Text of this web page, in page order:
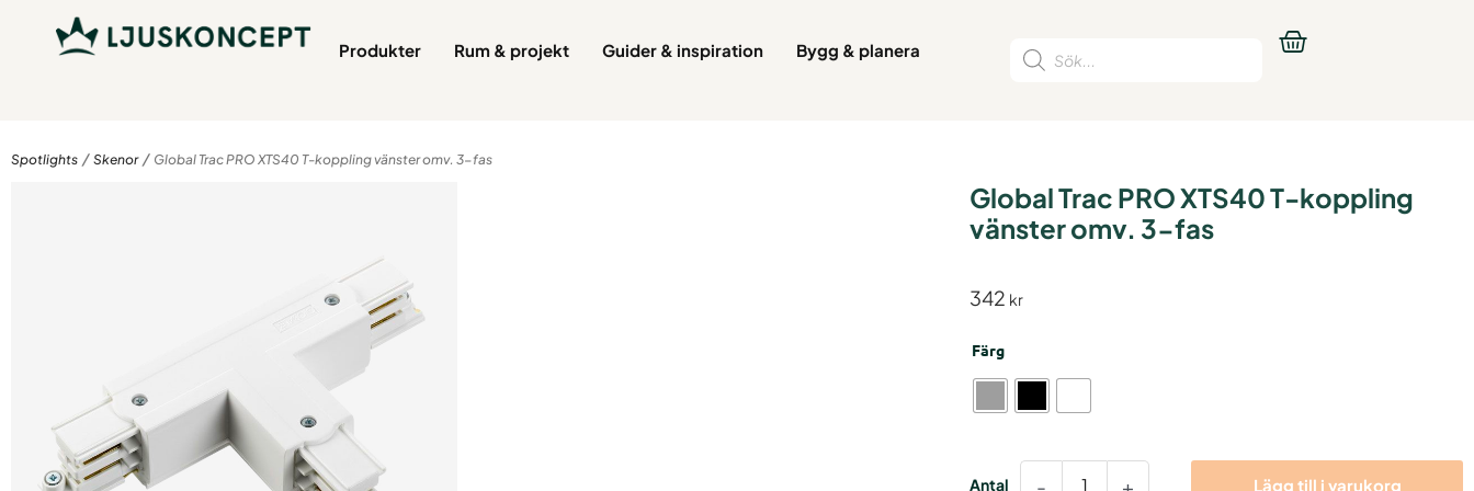
Produkter Rum & projekt Guider & inspiration Bygg & planera Produktsökning
Spotlights / Skenor / Global Trac PRO XTS40 T-koppling vänster omv. 3-fas
Global Trac PRO XTS40 T-koppling
vänster omv. 3-fas
342 kr
Färg
-
Trac
PRO
vänster
+ Lägg till i varukorg